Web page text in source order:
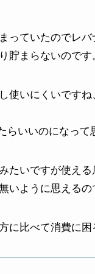
っていたのでレ
貯まらないのです
使いにくいです
らいいのになって
たいですが使え
いように思えるの
に比べて消費に困